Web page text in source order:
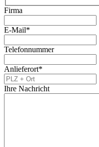
Firma
E-Mail*
Telefonnummer
Anlieferort*
Ihre Nachricht